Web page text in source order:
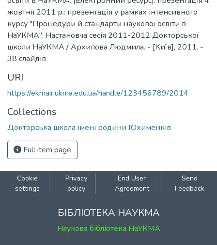
жовтня 2011 р.: презентація у рамках інтенсивного
курсу "Процедури й стандарти наукової освіти в
НаУКМА". Настановча сесія 2011-2012 Докторської
школи НаУКМА / Архипова Людмила. - [Київ], 2011. -
38 слайдів
URI
https://ekmair.ukma.edu.ua/handle/123456789/2014
Collections
Докторська школа імені родини Юхименків
Full item page
Cookie
settings
Privacy
policy
End User
Agreement
Send
Feedback
БІБЛІОТЕКА НАУКМА
Наукова бібліотека НаУКМА